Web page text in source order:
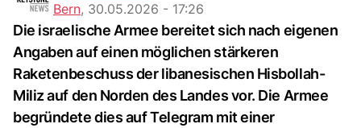
Bern, 30.05.2026 - 17:26
Die israelische Armee bereitet sich nach eigenen
Angaben auf einen möglichen stärkeren
Raketenbeschuss der libanesischen Hisbollah-
Miliz auf den Norden des Landes vor. Die Armee
begründete dies auf Telegram mit einer